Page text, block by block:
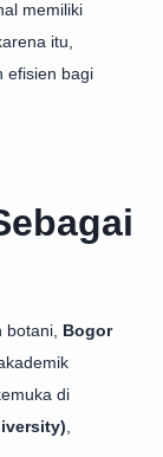
memiliki
itu,
efisien bagi
Bogor
di